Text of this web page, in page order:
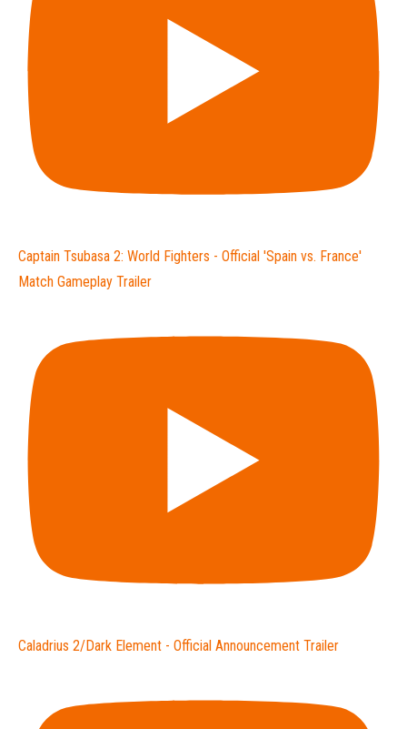
Captain Tsubasa 2: World Fighters - Official 'Spain vs. France'
Match Gameplay Trailer
Caladrius 2/Dark Element - Official Announcement Trailer